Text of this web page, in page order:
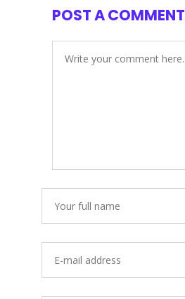
POST A COMMENT